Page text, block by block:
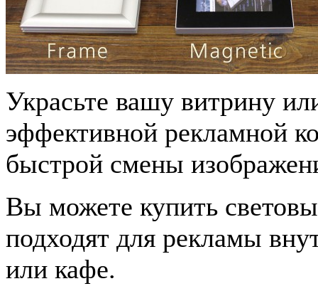
Украсьте вашу витрину
эффективной рекламной
быстрой смены
Вы можете купить
подходят для рекламы
или кафе.